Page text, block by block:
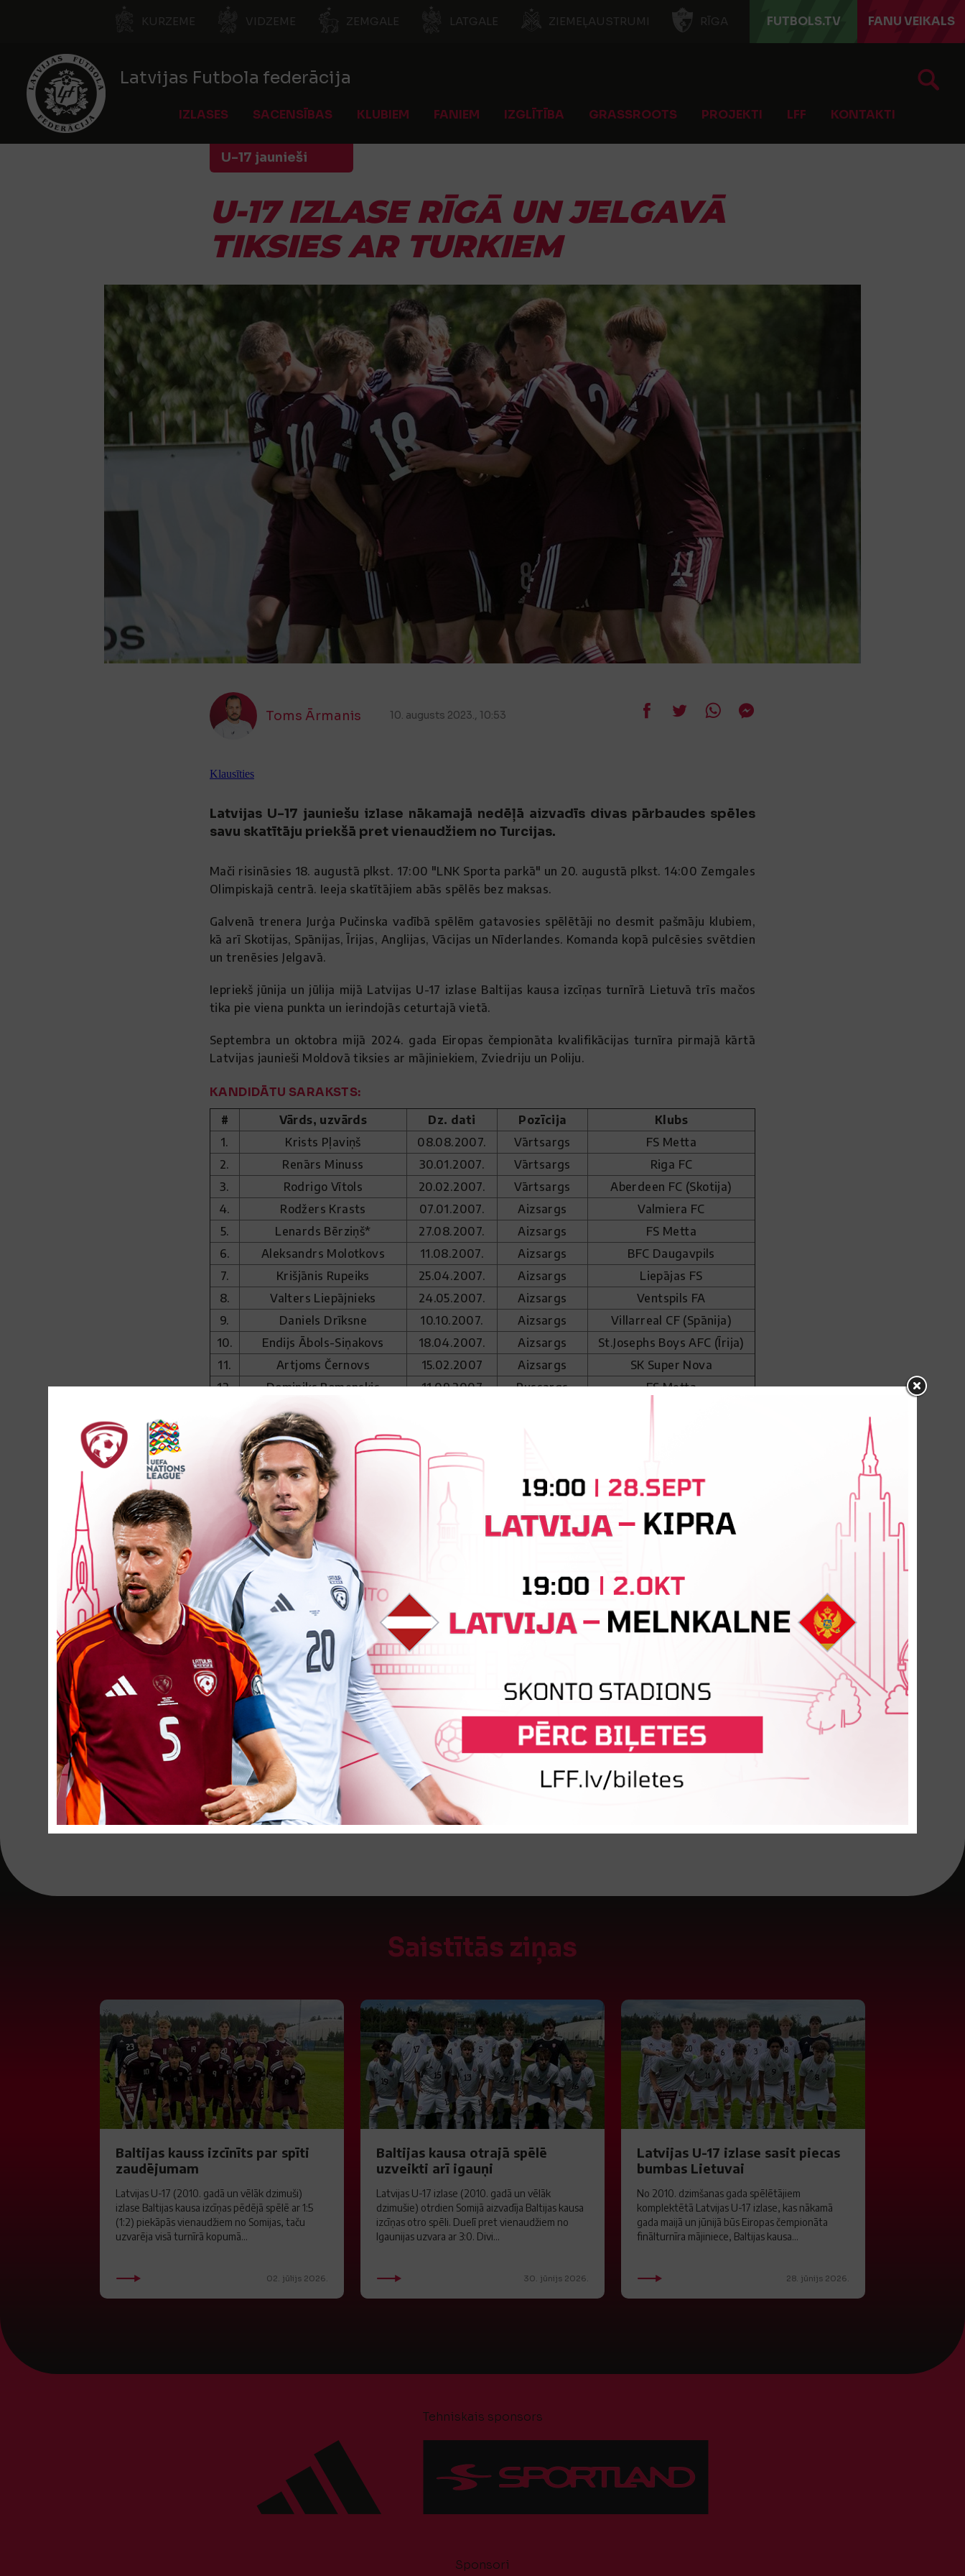
KURZEME VIDZEME ZEMGALE LATGALE ZIEMEĻAUSTRUMI RĪGA FUTBOLS.TV FANU VEIKALS
Latvijas Futbola federācija
IZLASES SACENSĪBAS KLUBIEM FANIEM IZGLĪTĪBA GRASSROOTS PROJEKTI LFF KONTAKTI
U-17 jaunieši
U-17 IZLASE RĪGĀ UN JELGAVĀ
TIKSIES AR TURKIEM
Toms Ārmanis 10. augusts 2023., 10:53
Klausīties
Latvijas U-17 jauniešu izlase nākamajā nedēļā aizvadīs divas pārbaudes spēles
savu skatītāju priekšā pret vienaudžiem no Turcijas.
Mači risināsies 18. augustā plkst. 17:00 "LNK Sporta parkā" un 20. augustā plkst. 14:00 Zemgales
Olimpiskajā centrā. Ieeja skatītājiem abās spēlēs bez maksas.
Galvenā trenera Jurģa Pučinska vadībā spēlēm gatavosies spēlētāji no desmit pašmāju klubiem,
kā arī Skotijas, Spānijas, Īrijas, Anglijas, Vācijas un Nīderlandes. Komanda kopā pulcēsies svētdien
un trenēsies Jelgavā.
Iepriekš jūnija un jūlija mijā Latvijas U-17 izlase Baltijas kausa izcīņas turnīrā Lietuvā trīs mačos
tika pie viena punkta un ierindojās ceturtajā vietā.
Septembra un oktobra mijā 2024. gada Eiropas čempionāta kvalifikācijas turnīra pirmajā kārtā
Latvijas jaunieši Moldovā tiksies ar mājiniekiem, Zviedriju un Poliju.
KANDIDĀTU SARAKSTS:
# Vārds, uzvārds Dz. dati Pozīcija
Klubs
1.
Krists Pļaviņš 08.08.2007. Vārtsargs
FS Metta
2.
Renārs Minuss 30.01.2007. Vārtsargs
Riga FC
3.
Rodrigo Vītols 20.02.2007. Vārtsargs
Aberdeen FC (Skotija)
4.
Rodžers Krasts 07.01.2007. Aizsargs
Valmiera FC
5.
Lenards Bērziņš* 27.08.2007. Aizsargs
FS Metta
6.
Aleksandrs Molotkovs 11.08.2007. Aizsargs
BFC Daugavpils
7.
Krišjānis Rupeiks 25.04.2007. Aizsargs
Liepājas FS
8.
Valters Liepājnieks 24.05.2007. Aizsargs
Ventspils FA
9.
Daniels Drīksne 10.10.2007. Aizsargs
Villarreal CF (Spānija)
10.
Endijs Ābols-Siņakovs 18.04.2007. Aizsargs
St.Josephs Boys AFC (Īrija)
11.
Artjoms Černovs 15.02.2007 Aizsargs
SK Super Nova
12.
Dominiks Romenskis 11.09.2007 Pussargs
FS Metta
Ādams Dreimanis
FS Jelgava
Rūdolfs Kļavinskis
Ratmirs Trifonovs 04.08.2007.
Maksims Kopilovs Pussargs
BFC Daugavpils
Jegors Poskrjobiševs 12.12.2007. Pussargs
Riga FC
Helvijs Joksts 30.04.2007. Pussargs
FK Tukums 2000
19.
Marats Gaļajevs
20.
Anrijs Tomass Kmetjuks
21.
Emīls Sprukts Uzbrucējs
Roda JC (Nīderlande)
22.
Marks Pačepko 09.02.2007. Uzbrucējs AFA Olaine
* Izsaukts Kaspara Strautiņa un Matīsa Siliņa vietā.
IZLASES PERSONĀLS:
Jurģis Pučinsks
– galvenais treneris
Māris Smirnovs– treneris
Dmitrijs Bogdanovs
– treneris
Antons Jemeļins– treneris
Viktors Spole– vārtsargu treneris
Anatolijs Makejevs– ārsts
Sergejs Gavrilovs– fizioterapeits
Aivars Vaivods– menedžeris
Saistītās ziņas
Baltijas kauss izcīnīts par spīti
zaudējumam
Latvijas U-17 (2010. gadā un vēlāk dzimuši)
izlase Baltijas kausa izcīņas pēdējā spēlē ar 1:5
(1:2) piekāpās vienaudžiem no Somijas, taču
uzvarēja visā turnīrā kopumā...
02. jūlijs 2026.
Baltijas kausa otrajā spēlē
uzveikti arī igauņi
Latvijas U-17 izlase (2010. gadā un vēlāk
dzimušie) otrdien Somijā aizvadīja Baltijas kausa
izcīņas otro spēli. Duelī pret vienaudžiem no
Igaunijas uzvara ar 3:0. Divi...
30. jūnijs 2026.
Latvijas U-17 izlase sasit piecas
bumbas Lietuvai
No 2010. dzimšanas gada spēlētājiem
komplektētā Latvijas U-17 izlase, kas nākamā
gada maijā un jūnijā būs Eiropas čempionāta
finālturnīra mājiniece, Baltijas kausa...
28. jūnijs 2026.
Tehniskais sponsors
Sponsori